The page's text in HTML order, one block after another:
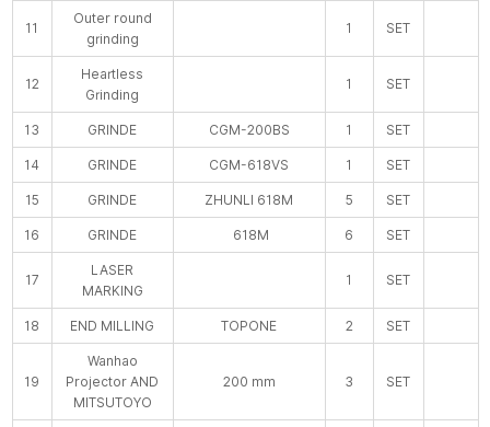
11
Outer round
grinding
1 SET
12
Heartless
Grinding
1 SET
13 GRINDE CGM-200BS 1 SET
14 GRINDE CGM-618VS 1 SET
15 GRINDE ZHUNLI 618M 5 SET
16 GRINDE 618M 6 SET
17
LASER
MARKING
1 SET
18 END MILLING TOPONE 2 SET
19
Wanhao
Projector AND
MITSUTOYO
200 mm 3 SET